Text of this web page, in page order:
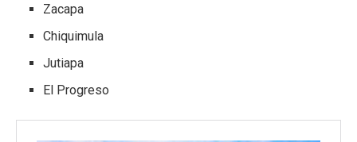
Zacapa
Chiquimula
Jutiapa
El Progreso